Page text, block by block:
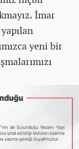
İmar
yeni bir